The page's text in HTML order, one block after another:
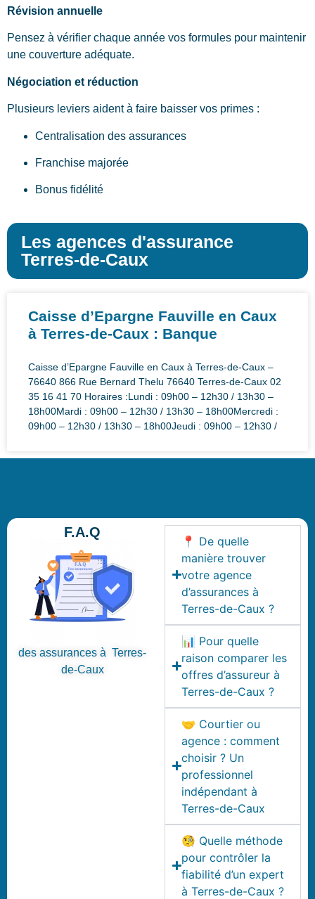
Révision annuelle
Pensez à vérifier chaque année vos formules pour maintenir
une couverture adéquate.
Négociation et réduction
Plusieurs leviers aident à faire baisser vos primes :
Centralisation des assurances
Franchise majorée
Bonus fidélité
Les agences d'assurance
Terres-de-Caux
Caisse d’Epargne Fauville en Caux
à Terres-de-Caux : Banque
Caisse d’Epargne Fauville en Caux à Terres-de-Caux –
76640 866 Rue Bernard Thelu 76640 Terres-de-Caux 02
35 16 41 70 Horaires :Lundi : 09h00 – 12h30 / 13h30 –
18h00Mardi : 09h00 – 12h30 / 13h30 – 18h00Mercredi :
09h00 – 12h30 / 13h30 – 18h00Jeudi : 09h00 – 12h30 /
F.A.Q
des assurances à Terres-
de-Caux
📍 De quelle
manière trouver
votre agence
d’assurances à
Terres-de-Caux ?
📊 Pour quelle
raison comparer les
offres d’assureur à
Terres-de-Caux ?
🤝 Courtier ou
agence : comment
choisir ? Un
professionnel
indépendant à
Terres-de-Caux
🧐 Quelle méthode
pour contrôler la
fiabilité d’un expert
à Terres-de-Caux ?